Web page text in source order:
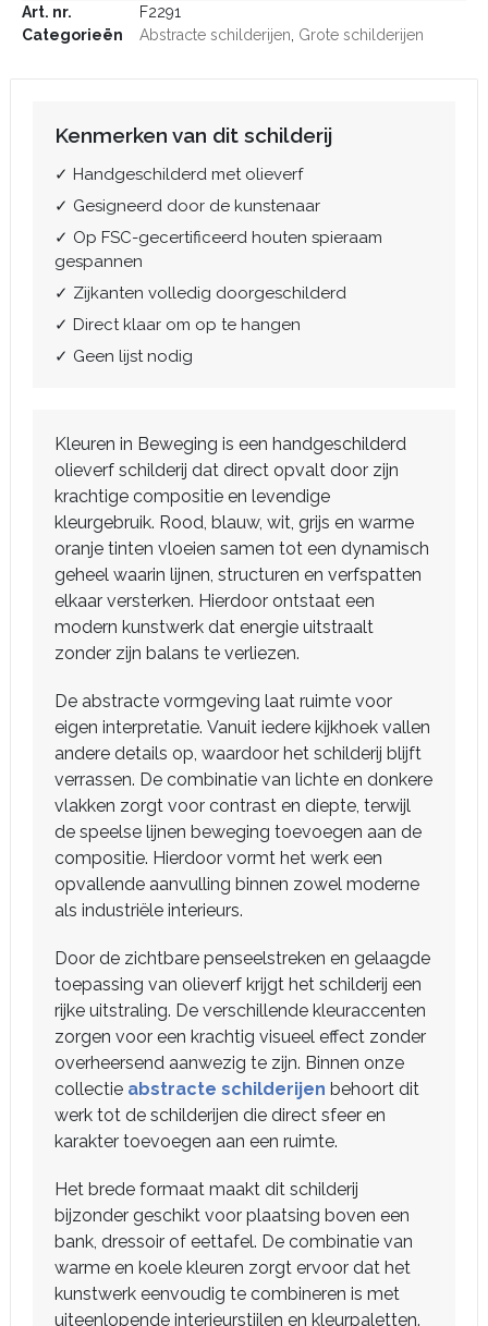
Art. nr.
F2291
Categorieën
Abstracte schilderijen Grote schilderijen
Kenmerken van dit schilderij
✓ Handgeschilderd met olieverf
✓ Gesigneerd door de kunstenaar
✓ Op FSC-gecertificeerd houten spieraam
gespannen
✓ Zijkanten volledig doorgeschilderd
✓ Direct klaar om op te hangen
✓ Geen lijst nodig
Kleuren in Beweging is een handgeschilderd
olieverf schilderij dat direct opvalt door zijn
krachtige compositie en levendige
kleurgebruik. Rood, blauw, wit, grijs en warme
oranje tinten vloeien samen tot een dynamisch
geheel waarin lijnen, structuren en verfspatten
elkaar versterken. Hierdoor ontstaat een
modern kunstwerk dat energie uitstraalt
zonder zijn balans te verliezen.
De abstracte vormgeving laat ruimte voor
eigen interpretatie. Vanuit iedere kijkhoek vallen
andere details op, waardoor het schilderij blijft
verrassen. De combinatie van lichte en donkere
vlakken zorgt voor contrast en diepte, terwijl
de speelse lijnen beweging toevoegen aan de
compositie. Hierdoor vormt het werk een
opvallende aanvulling binnen zowel moderne
als industriële interieurs.
Door de zichtbare penseelstreken en gelaagde
toepassing van olieverf krijgt het schilderij een
rijke uitstraling. De verschillende kleuraccenten
zorgen voor een krachtig visueel effect zonder
overheersend aanwezig te zijn. Binnen onze
collectie abstracte schilderijen behoort dit
werk tot de schilderijen die direct sfeer en
karakter toevoegen aan een ruimte.
Het brede formaat maakt dit schilderij
bijzonder geschikt voor plaatsing boven een
bank, dressoir of eettafel. De combinatie van
warme en koele kleuren zorgt ervoor dat het
kunstwerk eenvoudig te combineren is met
uiteenlopende interieurstijlen en kleurpaletten.